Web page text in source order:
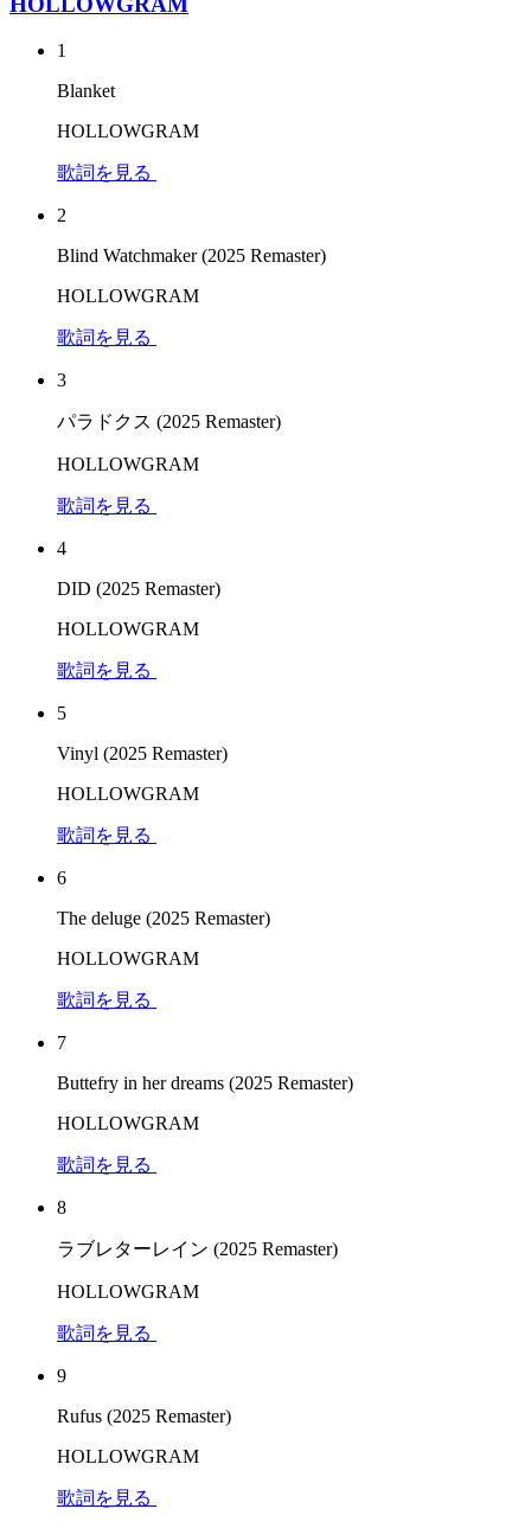
1
Blanket
HOLLOWGRAM
歌詞を見る
2
Blind Watchmaker (2025 Remaster)
HOLLOWGRAM
歌詞を見る
3
パラドクス (2025 Remaster)
HOLLOWGRAM
歌詞を見る
4
DID (2025 Remaster)
HOLLOWGRAM
歌詞を見る
5
Vinyl (2025 Remaster)
HOLLOWGRAM
歌詞を見る
6
The deluge (2025 Remaster)
HOLLOWGRAM
歌詞を見る
7
Buttefry in her dreams (2025 Remaster)
HOLLOWGRAM
歌詞を見る
8
ラブレターレイン (2025 Remaster)
HOLLOWGRAM
歌詞を見る
9
Rufus (2025 Remaster)
HOLLOWGRAM
歌詞を見る